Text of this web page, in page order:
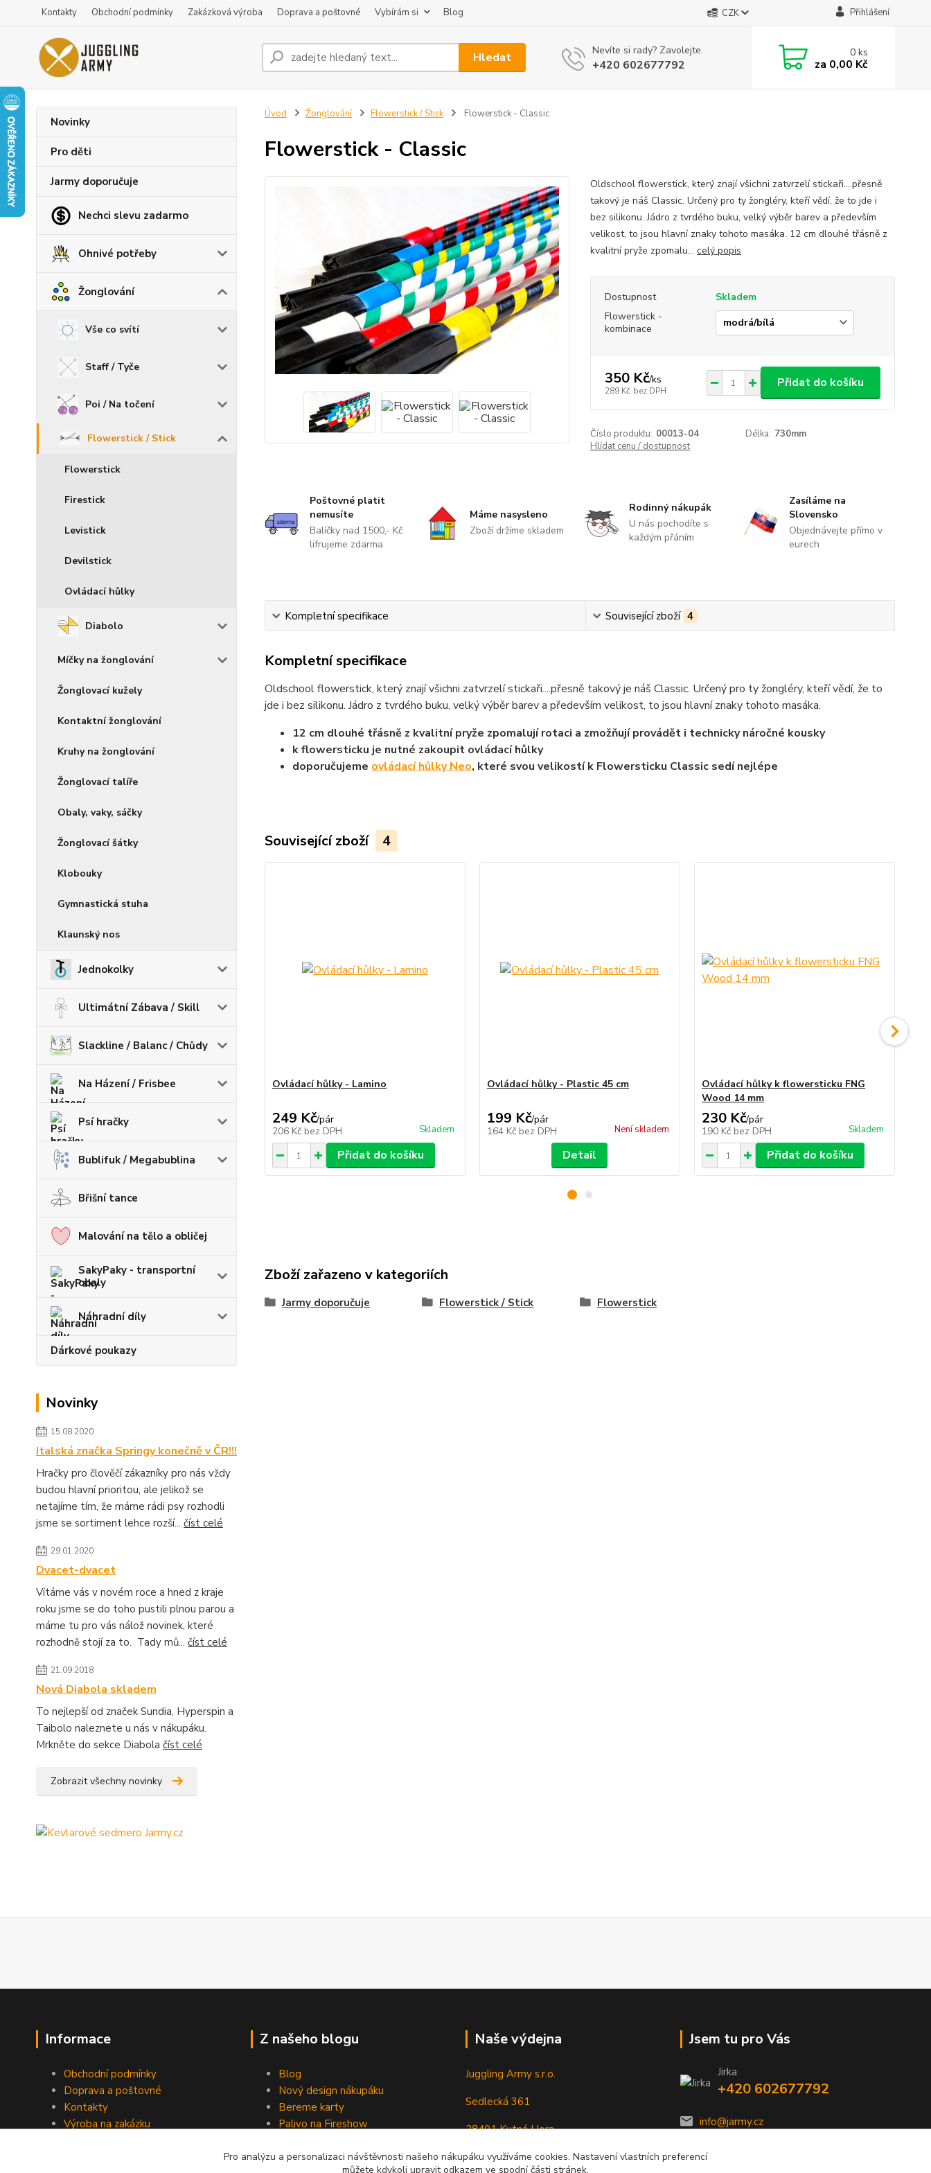
Kontakty Obchodní podmínky Zakázková výroba Doprava a poštovné Vybírám si Blog CZK Přihlášení
Hledat Nevíte si rady? Zavolejte.
+420 602677792
0ks
za 0,00 Kč
Novinky
Pro děti
Jarmy doporučuje
Nechci slevu zadarmo
Ohnivé potřeby
Žonglování
Vše co svítí
Staff / Tyče
Poi / Na točení
Flowerstick / Stick
Flowerstick
Firestick
Levistick
Devilstick
Ovládací hůlky
Diabolo
Míčky na žonglování
Žonglovací kužely
Kontaktní žonglování
Kruhy na žonglování
Žonglovací talíře
Obaly, vaky, sáčky
Žonglovací šátky
Klobouky
Gymnastická stuha
Klaunský nos
Jednokolky
Ultimátní Zábava / Skill
Slackline / Balanc / Chůdy
Na Házení / Frisbee
Psí hračky
Bublifuk / Megabublina
Břišní tance
Malování na tělo a obličej
SakyPaky - transportní
obaly
Náhradní díly
Dárkové poukazy
Novinky
15.08.2020
Italská značka Springy konečně v ČR!!!
Hračky pro člověčí zákazníky pro nás vždy
budou hlavní prioritou, ale jelikož se
netajíme tím, že máme rádi psy rozhodli
jsme se sortiment lehce rozší... číst celé
29.01.2020
Dvacet-dvacet
Vítáme vás v novém roce a hned z kraje
roku jsme se do toho pustili plnou parou a
máme tu pro vás nálož novinek, které
rozhodně stojí za to. Tady mů... číst celé
21.09.2018
Nová Diabola skladem
To nejlepší od značek Sundia, Hyperspin a
Taibolo naleznete u nás v nákupáku.
Mrkněte do sekce Diabola číst celé
Zobrazit všechny novinky
Úvod Žonglování Flowerstick / Stick Flowerstick - Classic
Flowerstick - Classic
Oldschool flowerstick, který znají všichni zatvrzelí stickaři....přesně
takový je náš Classic. Určený pro ty žongléry, kteří vědí, že to jde i
bez silikonu. Jádro z tvrdého buku, velký výběr barev a především
velikost, to jsou hlavní znaky tohoto masáka. 12 cm dlouhé třásně z
kvalitní pryže zpomalu... celý popis
Dostupnost
Skladem
Flowerstick -
kombinace
350 Kč/ks
289 Kč bez DPH
Přidat do košíku
Číslo produktu: 00013-04 Délka: 730mm
Hlídat cenu / dostupnost
Poštovné platit
nemusíte
Balíčky nad 1500,- Kč
lifrujeme zdarma
Máme nasysleno
Zboží držíme skladem
Rodinný nákupák
U nás pochodíte s
každým přáním
Zasíláme na
Slovensko
Objednávejte přímo v
eurech
Kompletní specifikace Související zboží 4
Kompletní specifikace
Oldschool flowerstick, který znají všichni zatvrzelí stickaři....přesně takový je náš Classic. Určený pro ty žongléry, kteří vědí, že to
jde i bez silikonu. Jádro z tvrdého buku, velký výběr barev a především velikost, to jsou hlavní znaky tohoto masáka.
12 cm dlouhé třásně z kvalitní pryže zpomalují rotaci a zmožňují provádět i technicky náročné kousky
k flowersticku je nutné zakoupit ovládací hůlky
doporučujeme ovládací hůlky Neo, které svou velikostí k Flowersticku Classic sedí nejlépe
Související zboží 4
Ovládací hůlky - Lamino
249 Kč/pár
206 Kč bez DPH Skladem
Přidat do košíku
Ovládací hůlky - Plastic 45 cm
199 Kč/pár
164 Kč bez DPH Není skladem
Detail
Ovládací hůlky k flowersticku FNG
Wood 14 mm
230 Kč/pár
190 Kč bez DPH Skladem
Přidat do košíku
Zboží zařazeno v kategoriích
Jarmy doporučuje Flowerstick / Stick Flowerstick
Informace
Obchodní podmínky
Doprava a poštovné
Kontakty
Výroba na zakázku
Z našeho blogu
Blog
Nový design nákupáku
Bereme karty
Palivo na Fireshow
Naše výdejna
Juggling Army s.r.o.
Sedlecká 361
28401 Kutná Hora
Jsem tu pro Vás
Jirka
+420 602677792
info@jarmy.cz
Pro analýzu a personalizaci návštěvnosti našeho nákupáku využíváme cookies. Nastavení vlastních preferencí
můžete kdykoli upravit odkazem ve spodní části stránek.